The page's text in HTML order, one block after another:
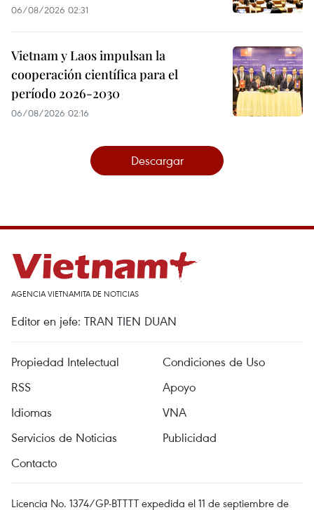
06/08/2026 02:31
Vietnam y Laos impulsan la
cooperación científica para el
período 2026-2030
06/08/2026 02:16
Descargar
AGENCIA VIETNAMITA DE NOTICIAS
Editor en jefe: TRAN TIEN DUAN
Propiedad Intelectual
Condiciones de Uso
RSS
Apoyo
Idiomas
VNA
Servicios de Noticias
Publicidad
Contacto
Licencia No. 1374/GP-BTTTT expedida el 11 de septiembre de